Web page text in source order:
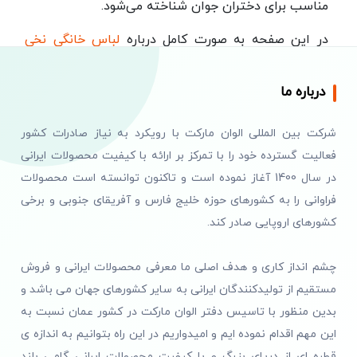
مناسب برای دختران جوان شناخته می‌شود.
در این صفحه به صورت کامل درباره لباس خانگی نخی
صفحه مراجعه کنید.
پرنسسی
خرید لباس دخترانه پرنسسی به والدین این امکان را
می‌دهد که به راحتی به دل‌های کوچک‌ترین اعضای
خانواده خود نزدیک شوند. در این لحظات خاص، هر دختر
دخترانه پرنسسی بی‌نظیر تجربه کند.
قدرت گرفتن از زیبایی، انتخاب یک لباس خاص برای یک
رویداد یا حتی یک لحظه کوچک در خانه، می‌تواند یک
خاطره خاص برای دختر شما ایجاد کند.
درباره ما
شرکت بین المللی الوان مارکت با رویکرد به نیاز صادرات کشور
فعالیت گسترده خود را با تمرکز بر ارائه با کیفیت محصولات ایرانی
در سال 1400 آغاز نموده است و تاکنون توانسته است محصولات
فراوانی را به کشورهای حوزه خلیج فارس و آفریقای جنوبی و برخی
کشورهای اروپایی صادر کند.
چشم انداز کاری و هدف اصلی ما معرفی محصولات ایرانی و فروش
مستقیم از تولیدکنندگان ایرانی به سایر کشورهای جهان می باشد و
بدین منظور با تاسیس دفتر الوان مارکت در کشور عمان نسبت به
این مهم اقدام نموده ایم و امیدواریم در این راه بتوانیم به اندازه ی